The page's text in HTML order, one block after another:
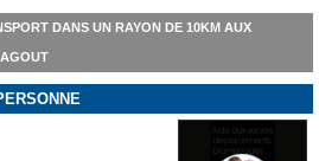
DANS UN RAYON DE 10KM AUX